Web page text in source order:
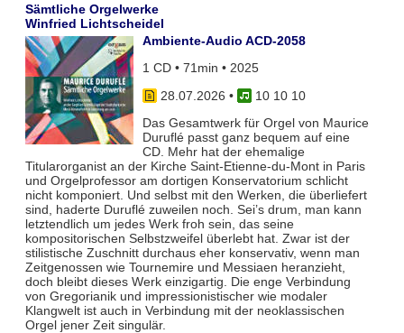
Sämtliche Orgelwerke
Winfried Lichtscheidel
Ambiente-Audio ACD-2058
1 CD • 71min • 2025
28.07.2026 •
10 10 10
Das Gesamtwerk für Orgel von Maurice
Duruflé passt ganz bequem auf eine
CD. Mehr hat der ehemalige
Titularorganist an der Kirche Saint-Etienne-du-Mont in Paris
und Orgelprofessor am dortigen Konservatorium schlicht
nicht komponiert. Und selbst mit den Werken, die überliefert
sind, haderte Duruflé zuweilen noch. Sei’s drum, man kann
letztendlich um jedes Werk froh sein, das seine
kompositorischen Selbstzweifel überlebt hat. Zwar ist der
stilistische Zuschnitt durchaus eher konservativ, wenn man
Zeitgenossen wie Tournemire und Messiaen heranzieht,
doch bleibt dieses Werk einzigartig. Die enge Verbindung
von Gregorianik und impressionistischer wie modaler
Klangwelt ist auch in Verbindung mit der neoklassischen
Orgel jener Zeit singulär.